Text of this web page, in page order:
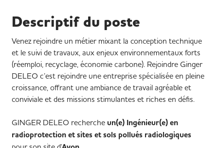
Descriptif du poste
Venez rejoindre un métier mixant la conception technique
et le suivi de travaux, aux enjeux environnementaux forts
(réemploi, recyclage, économie carbone). Rejoindre Ginger
DELEO c’est rejoindre une entreprise spécialisée en pleine
croissance, offrant une ambiance de travail agréable et
conviviale et des missions stimulantes et riches en défis.
GINGER DELEO recherche un(e) Ingénieur(e) en
radioprotection et sites et sols pollués radiologiques